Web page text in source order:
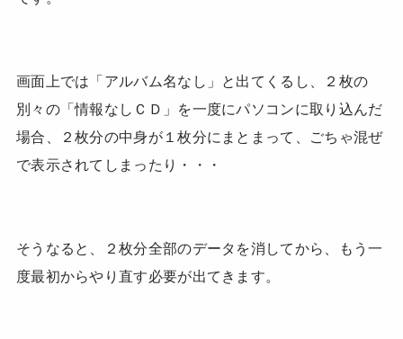
画面上では「アルバム名なし」と出てくるし、２枚の
別々の「情報なしＣＤ」を一度にパソコンに取り込んだ
場合、２枚分の中身が１枚分にまとまって、ごちゃ混ぜ
で表示されてしまったり・・・
そうなると、２枚分全部のデータを消してから、もう一
度最初からやり直す必要が出てきます。